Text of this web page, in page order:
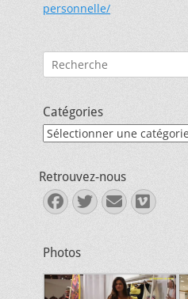
personnelle/
Rechercher :
Catégories
Catégories
Retrouvez-nous
Facebook
Twitter
E-
mail
Vimeo
Photos